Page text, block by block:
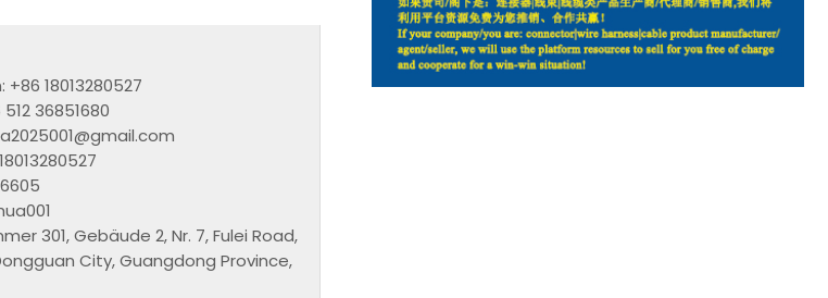
18013280527
36851680
301, Gebäude 2, Nr. 7, Fulei Road,
City, Guangdong Province,